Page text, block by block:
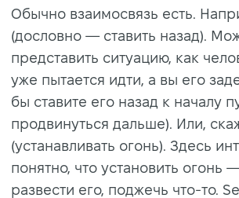
Обычно взаимосвязь есть.
(дословно — ставить назад).
представить ситуацию, как
уже пытается идти, а вы его
бы ставите его назад к началу
продвинуться дальше). Или,
(устанавливать огонь). Здесь
понятно, что установить огонь
развести его, поджечь что-то.